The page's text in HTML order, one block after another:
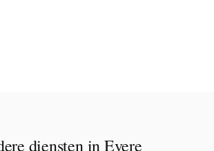
diensten in Evere